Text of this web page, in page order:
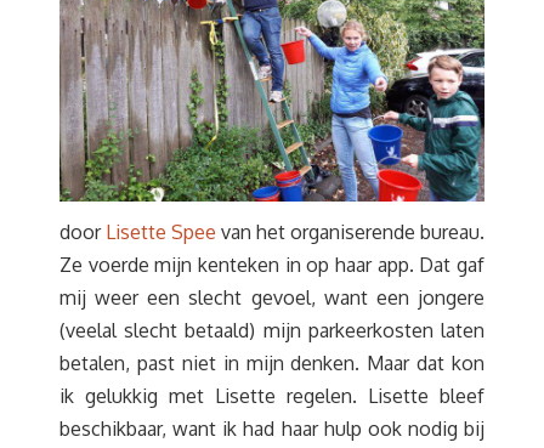
door Lisette Spee van het organiserende bureau.
Ze voerde mijn kenteken in op haar app. Dat gaf
mij weer een slecht gevoel, want een jongere
(veelal slecht betaald) mijn parkeerkosten laten
betalen, past niet in mijn denken. Maar dat kon
ik gelukkig met Lisette regelen. Lisette bleef
beschikbaar, want ik had haar hulp ook nodig bij